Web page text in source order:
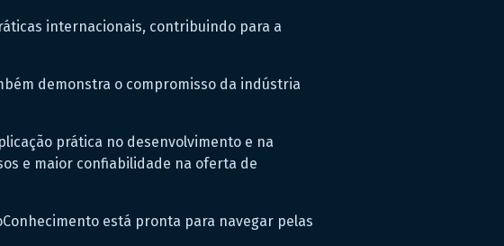
internacionais, contribuindo para a
demonstra o compromisso da indústria
prática no desenvolvimento e na
e maior confiabilidade na oferta de
está pronta para navegar pelas